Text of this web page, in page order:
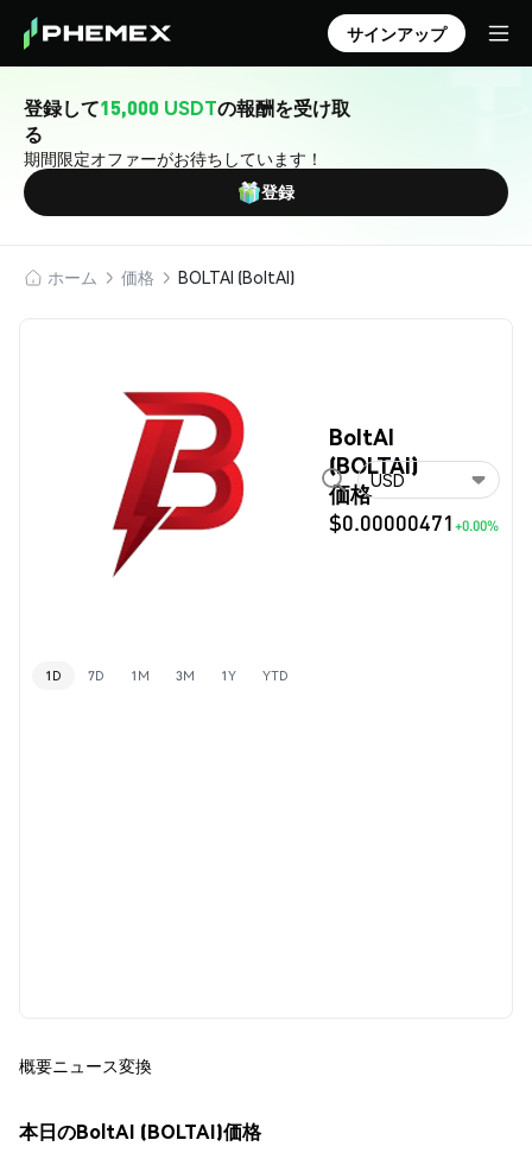
サインアップ
登録して15,000 USDTの報酬を受け取
る
期間限定オファーがお待ちしています！
登録
ホーム 価格 BOLTAI (BoltAI)
BoltAI
(BOLTAI)
価格
$0.00000471 +0.00%
USD
1D 7D 1M 3M 1Y YTD
概要ニュース変換
本日のBoltAI (BOLTAI)価格